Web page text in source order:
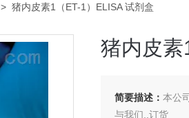
> 猪内皮素1（ET-1）ELISA 试剂盒
猪内皮素
简要描述：本公
与我们..订货